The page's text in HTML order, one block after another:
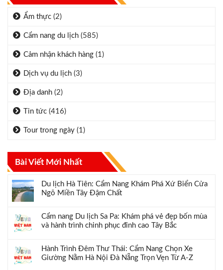
Ẩm thực (2)
Cẩm nang du lịch (585)
Cảm nhận khách hàng (1)
Dịch vụ du lịch (3)
Địa danh (2)
Tin tức (416)
Tour trong ngày (1)
Bài Viết Mới Nhất
Du lịch Hà Tiên: Cẩm Nang Khám Phá Xứ Biển Cửa
Ngõ Miền Tây Đậm Chất
Cẩm nang Du lịch Sa Pa: Khám phá vẻ đẹp bốn mùa
và hành trình chinh phục đỉnh cao Tây Bắc
Hành Trình Đêm Thư Thái: Cẩm Nang Chọn Xe
Giường Nằm Hà Nội Đà Nẵng Trọn Vẹn Từ A-Z